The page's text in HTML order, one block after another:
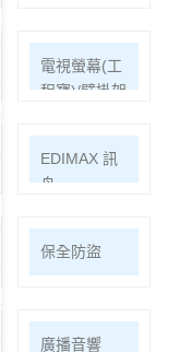
電視螢幕(工
程寶)/壁掛架
EDIMAX 訊
舟
保全防盜
廣播音響